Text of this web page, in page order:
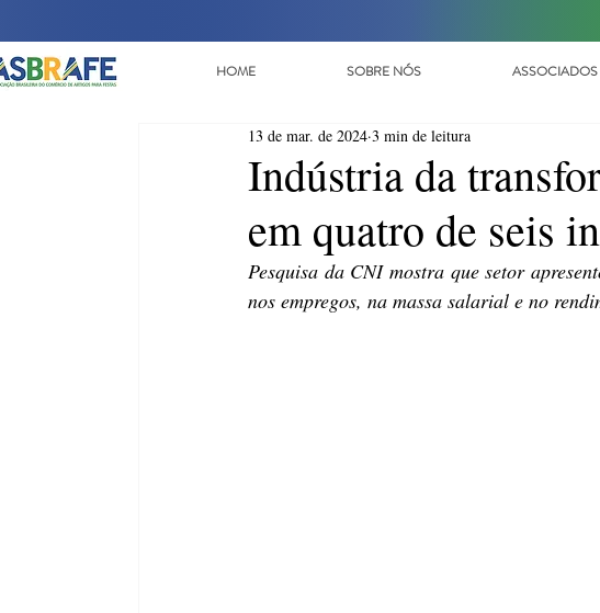
HOME SOBRE NÓS ASSOCIADOS
Indústria da
em quatro de seis
13 de mar. de 2024 3 min de leitura
Pesquisa da CNI mostra que setor
nos empregos, na massa salarial e no